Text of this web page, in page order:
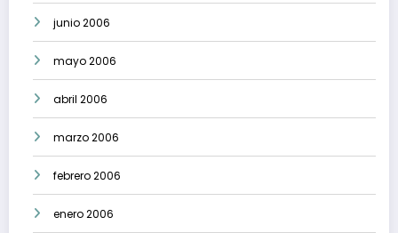
junio 2006
mayo 2006
abril 2006
marzo 2006
febrero 2006
enero 2006